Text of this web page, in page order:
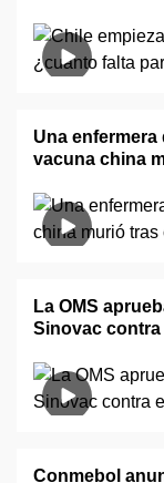
Una
vacuna china
La OMS
Sinovac contra
Conmebol